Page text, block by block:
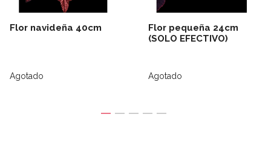
Flor navideña 40cm
Agotado
Flor pequeña 24cm
(SOLO EFECTIVO)
Agotado